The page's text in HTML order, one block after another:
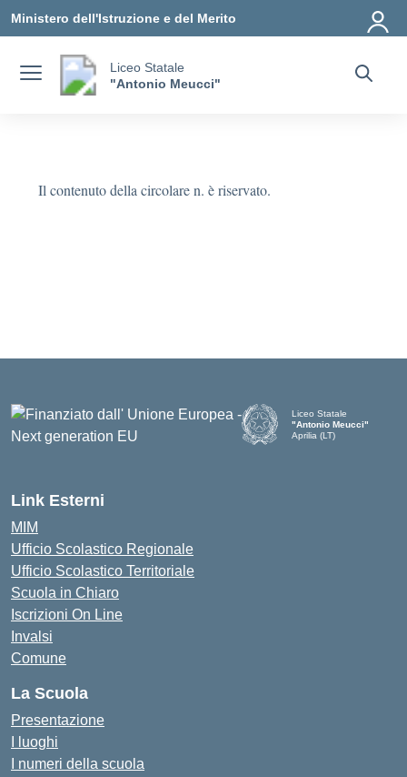
Ministero dell'Istruzione e del Merito
Liceo Statale
"Antonio Meucci"
Il contenuto della circolare n. è riservato.
Liceo Statale
"Antonio Meucci"
Aprilia (LT)
Link Esterni
MIM
Ufficio Scolastico Regionale
Ufficio Scolastico Territoriale
Scuola in Chiaro
Iscrizioni On Line
Invalsi
Comune
La Scuola
Presentazione
I luoghi
I numeri della scuola